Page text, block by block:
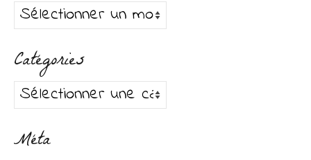
Archives
Catégories
Catégories
Méta